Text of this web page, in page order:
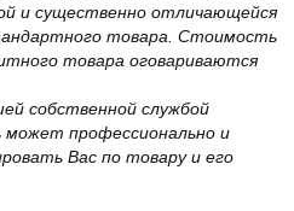
и существенно отличающейся
товара. Стоимость
товара оговариваются
собственной службой
профессионально и
Вас по товару и его